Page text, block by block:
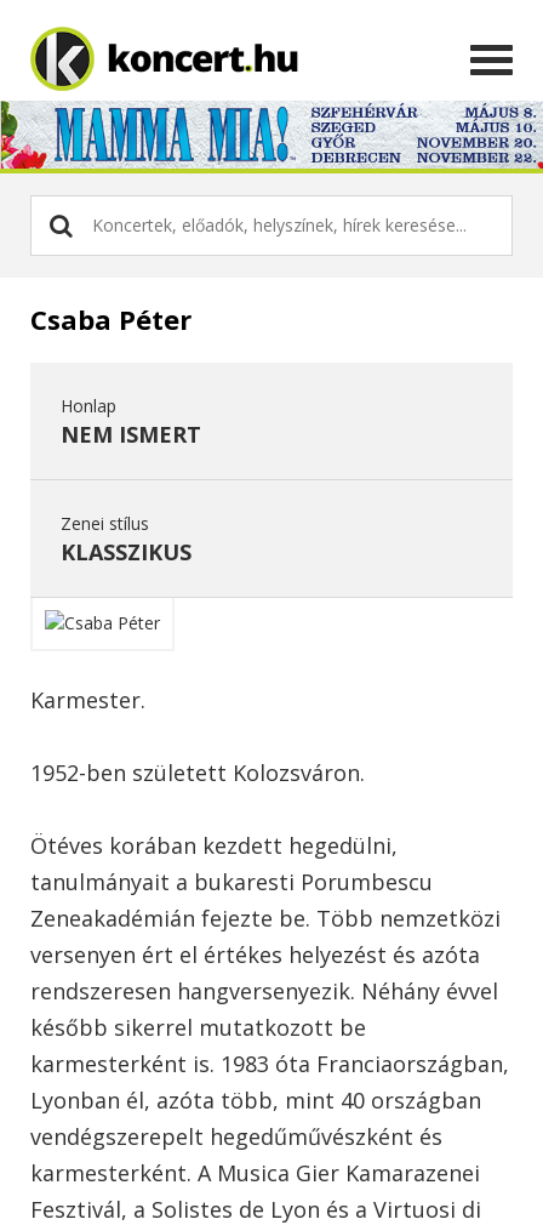
Csaba Péter
Honlap
NEM ISMERT
Zenei stílus
KLASSZIKUS
Karmester.
1952-ben született Kolozsváron.
Ötéves korában kezdett hegedülni,
tanulmányait a bukaresti Porumbescu
Zeneakadémián fejezte be. Több nemzetközi
versenyen ért el értékes helyezést és azóta
rendszeresen hangversenyezik. Néhány évvel
később sikerrel mutatkozott be
karmesterként is. 1983 óta Franciaországban,
Lyonban él, azóta több, mint 40 országban
vendégszerepelt hegedűművészként és
karmesterként. A Musica Gier Kamarazenei
Fesztivál, a Solistes de Lyon és a Virtuosi di